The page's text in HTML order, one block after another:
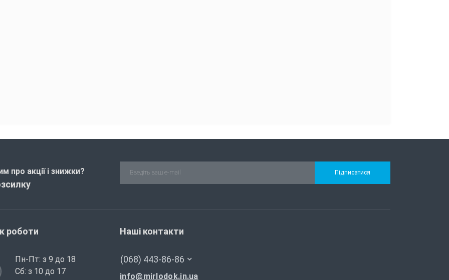
про акції і знижки? Підписатися
роботи
Пн-Пт: з 9 до 18
Сб: з 10 до 17
Наші контакти
(068) 443-86-86
info@mirlodok.in.ua